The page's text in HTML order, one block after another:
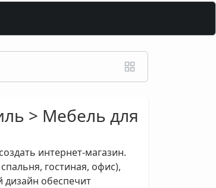
> Мебель для
интернет-магазин.
гостиная, офис),
дизайн обеспечит